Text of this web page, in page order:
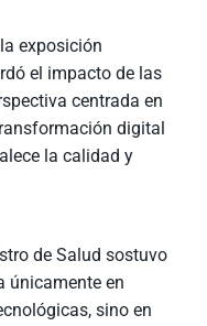
exposición
el impacto de las
centrada en
digital
la calidad y
de Salud sostuvo
únicamente en
sino en